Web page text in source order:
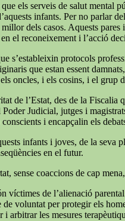
els serveis de salut mental
infants. Per no parlar
dels casos. Aquests
el reconeixement i l’acció
s’estableixin protocols
que estan essent
oncles, i els cosins, i el grup
de l’Estat, des de la
Judicial, jutges i
i encapçalin els
infants i joves, de la seva
en el futur.
sense coaccions de cap
víctimes de l’alienació
voluntat per protegir els
i arbitrar les mesures